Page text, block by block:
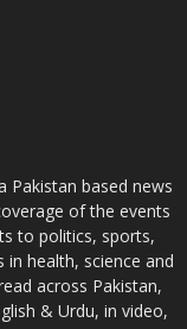
Pakistan based news
of the events
to politics, sports,
health, science and
across Pakistan,
& Urdu, in video,